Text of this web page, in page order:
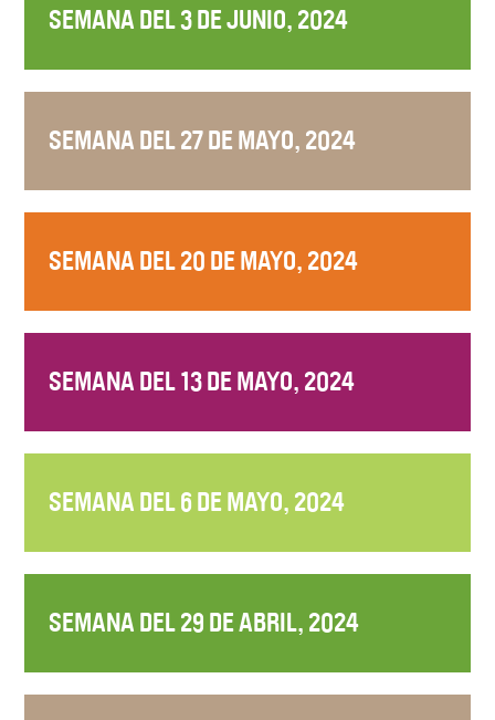
SEMANA DEL 3 DE JUNIO, 2024
SEMANA DEL 27 DE MAYO, 2024
SEMANA DEL 20 DE MAYO, 2024
SEMANA DEL 13 DE MAYO, 2024
SEMANA DEL 6 DE MAYO, 2024
SEMANA DEL 29 DE ABRIL, 2024